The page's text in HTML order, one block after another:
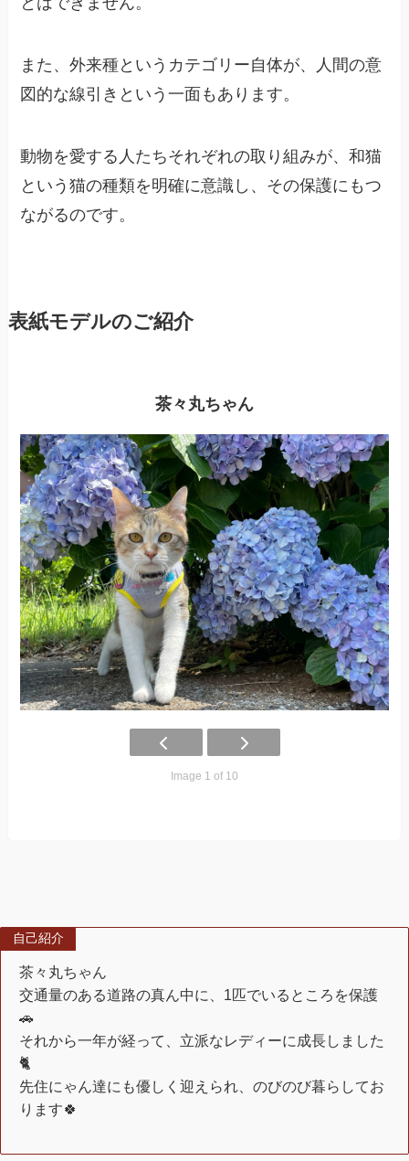
また、外来種というカテゴリー自体が、人間の意
図的な線引きという一面もあります。
動物を愛する人たちそれぞれの取り組みが、和猫
という猫の種類を明確に意識し、その保護にもつ
ながるのです。
表紙モデルのご紹介
茶々丸ちゃん
Image 1 of 10
自己紹介
茶々丸ちゃん
交通量のある道路の真ん中に、1匹でいるところを保護
🚗
それから一年が経って、立派なレディーに成長しました
🐈
先住にゃん達にも優しく迎えられ、のびのび暮らしてお
ります🍀